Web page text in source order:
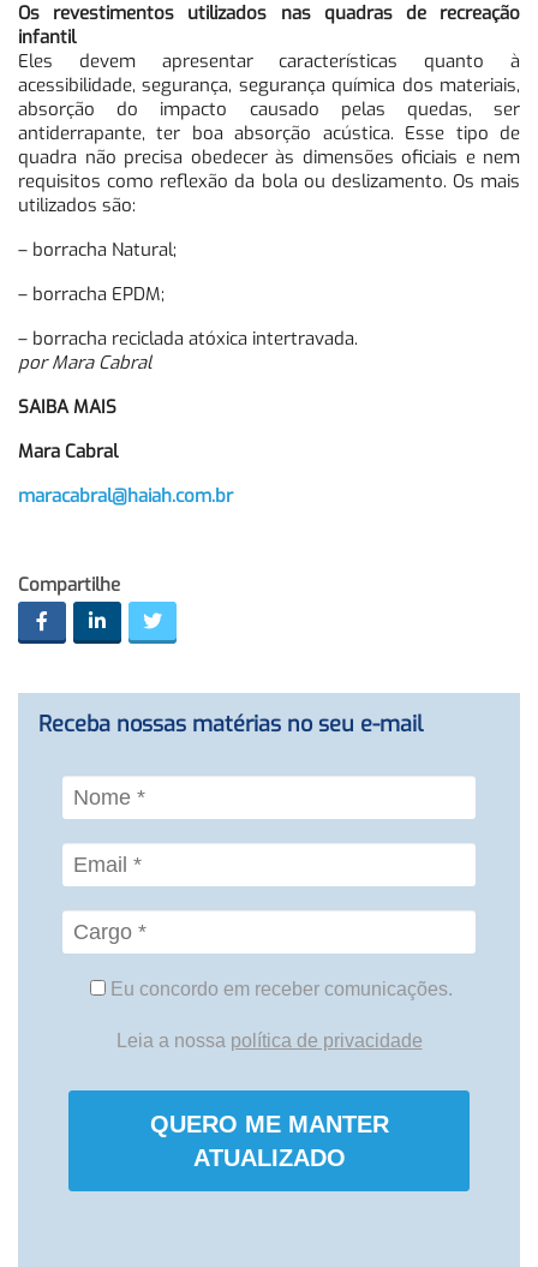
Os revestimentos utilizados nas quadras de recreação
infantil
Eles devem apresentar características quanto à
acessibilidade, segurança, segurança química dos materiais,
absorção do impacto causado pelas quedas, ser
antiderrapante, ter boa absorção acústica. Esse tipo de
quadra não precisa obedecer às dimensões oficiais e nem
requisitos como reflexão da bola ou deslizamento. Os mais
utilizados são:
– borracha Natural;
– borracha EPDM;
– borracha reciclada atóxica intertravada.
por Mara Cabral
SAIBA MAIS
Mara Cabral
maracabral@haiah.com.br
Compartilhe
Receba nossas matérias no seu e-mail
Eu concordo em receber comunicações.
Leia a nossa política de privacidade
QUERO ME MANTER
ATUALIZADO